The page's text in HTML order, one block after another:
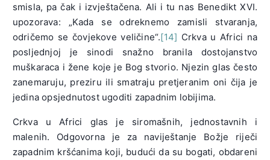
smisla, pa čak i izvještačena. Ali i tu nas Benedikt XVI.
upozorava: „Kada se odreknemo zamisli stvaranja,
odričemo se čovjekove veličine“.[14] Crkva u Africi na
posljednjoj je sinodi snažno branila dostojanstvo
muškaraca i žene koje je Bog stvorio. Njezin glas često
zanemaruju, preziru ili smatraju pretjeranim oni čija je
jedina opsjednutost ugoditi zapadnim lobijima.
Crkva u Africi glas je siromašnih, jednostavnih i
malenih. Odgovorna je za naviještanje Božje riječi
zapadnim kršćanima koji, budući da su bogati, obdareni